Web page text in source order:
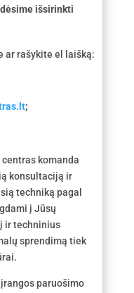
išsirinkti
ar rašykite el laišką:
;
komanda
konsultaciją ir
techniką pagal
į Jūsų
ir techninius
sprendimą tiek
paruošimo